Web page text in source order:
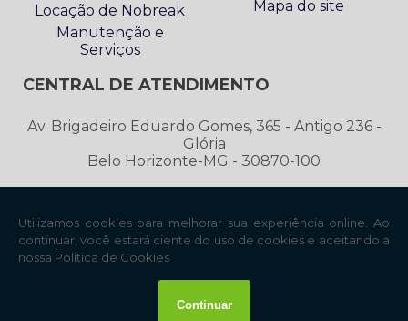
Locação de Nobreak
Manutenção e
Serviços
Mapa do site
CENTRAL DE ATENDIMENTO
Av. Brigadeiro Eduardo Gomes, 365 - Antigo 236 -
Glória
Belo Horizonte-MG - 30870-100
contato@sktecenergia.com.br
W3C